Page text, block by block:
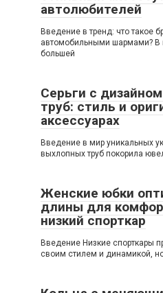
автолюбителей
Введение в тренд: что такое
автомобильными шармами? В
большей
Серьги с
труб: стиль и
аксессуарах
Введение в мир уникальных
выхлопных труб покорила
Женские юбки
длины для
низкий спорткар
Введение Низкие спорткары
своим стилем и динамикой,